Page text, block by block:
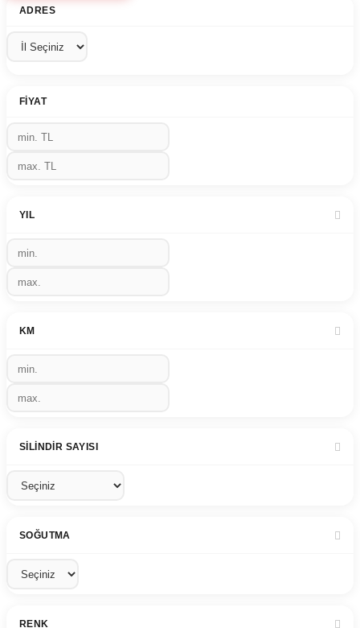
ADRES
FIYAT
YIL
KM
SILINDIR SAYISI
SOĞUTMA
RENK